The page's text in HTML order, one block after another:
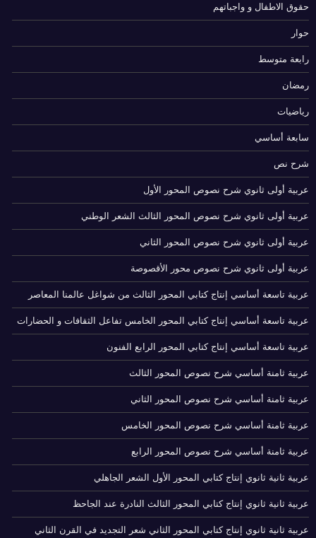
حقوق الاطفال و واجباتهم
حوار
رابعة متوسط
رمضان
رياضيات
سابعة أساسي
شرح نص
عربية أولى ثانوي شرح نصوص المحور الأول
عربية أولى ثانوي شرح نصوص المحور الثالث الشعر الوطني
عربية أولى ثانوي شرح نصوص المحور الثاني
عربية أولى ثانوي شرح نصوص محور الأقصوصة
عربية تاسعة أساسي إنتاج كتابي المحور الثالث من شواغل عالمنا المعاصر
عربية تاسعة أساسي إنتاج كتابي المحور الخامس تفاعل الثقافات و الحضارات
عربية تاسعة أساسي إنتاج كتابي المحور الرابع الفنون
عربية ثامنة أساسي شرح نصوص المحور الثالث
عربية ثامنة أساسي شرح نصوص المحور الثاني
عربية ثامنة أساسي شرح نصوص المحور الخامس
عربية ثامنة أساسي شرح نصوص المحور الرابع
عربية ثانية ثانوي إنتاج كتابي المحور الأول الشعر الجاهلي
عربية ثانية ثانوي إنتاج كتابي المحور الثالث النادرة عند الجاحظ
عربية ثانية ثانوي إنتاج كتابي المحور الثاني شعر التجديد في القرن الثاني